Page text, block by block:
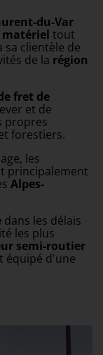
du-Var
tout
clientèle de
de la région
fret de
et de
propres
forestiers.
les
principalement
Alpes-
dans les délais
les plus
semi-routier
équipé d'une